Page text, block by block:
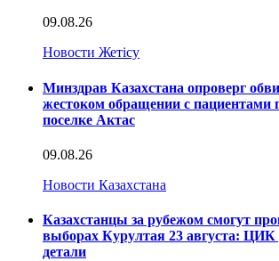
09.08.26
Новости Жетісу
Минздрав Казахстана опроверг
жестоком обращении с пациентами
поселке Актас
09.08.26
Новости Казахстана
Казахстанцы за рубежом смогут
выборах Курултая 23 августа: ЦИК
детали